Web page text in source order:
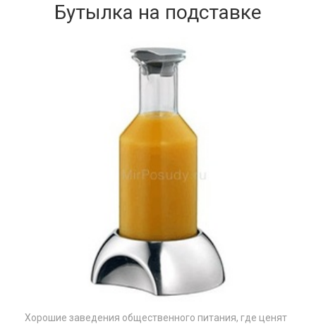
Бутылка на подставке
Хорошие заведения общественного питания, где ценят